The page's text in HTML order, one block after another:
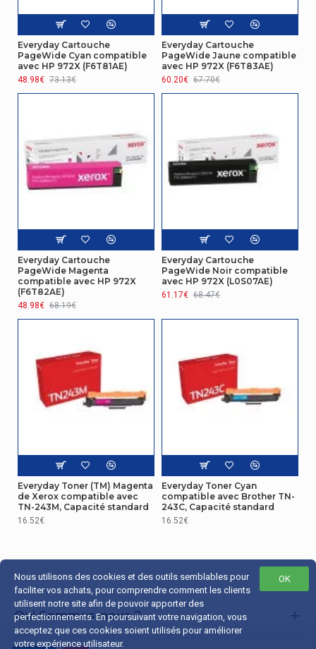
Everyday Cartouche
PageWide Cyan compatible
avec HP 972X (F6T81AE)
48.98€ 73.13€
Everyday Cartouche
PageWide Jaune compatible
avec HP 972X (F6T83AE)
60.20€ 67.70€
Everyday Cartouche
PageWide Magenta
compatible avec HP 972X
(F6T82AE)
48.98€ 68.19€
Everyday Cartouche
PageWide Noir compatible
avec HP 972X (L0S07AE)
61.17€ 68.47€
Everyday Toner (TM) Magenta
de Xerox compatible avec
TN-243M, Capacité standard
16.52€
Everyday Toner Cyan
compatible avec Brother TN-
243C, Capacité standard
16.52€
Qui Sommes-nous ?
Liens Utiles
OK
Nous utilisons des cookies et des outils semblables pour
faciliter vos achats, pour comprendre comment les clients
utilisent notre site afin de pouvoir apporter des
perfectionnements. En poursuivant votre navigation, vous
acceptez que ces cookies soient utilisés pour améliorer
votre expérience utilisateur.